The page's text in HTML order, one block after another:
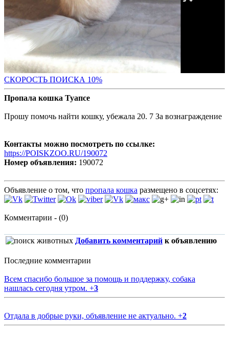
СКОРОСТЬ ПОИСКА 10%
Пропала кошка Туапсе
Прошу помочь найти кошку, убежала 20. 7 За вознаграждение
Контакты можно посмотреть по ссылке:
https://POISKZOO.RU/190072
Номер объявления: 190072
Объявление о том, что пропала кошка размещено в соцсетях:
Комментарии - (0)
Добавить комментарий к объявлению
Последние комментарии
Всем спасибо большое за помощь и поддержку, собака
нашлась сегодня утром. +3
Отдала в добрые руки, объявление не актуально. +2